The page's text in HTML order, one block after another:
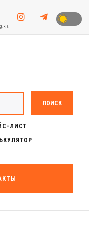
ПОИСК
ЛИСТ